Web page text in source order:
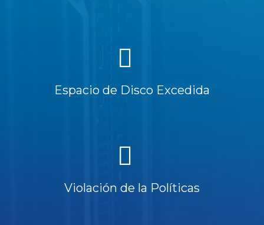
Espacio de Disco Excedida
Violación de la Políticas